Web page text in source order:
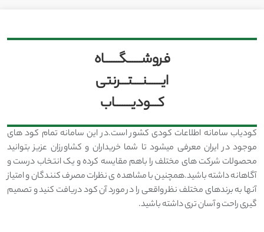
فروشــــــگــــــاه
ایــــــنــــتـــرنتی
کـــودیـــــــاب
کودیاب سامانه اطلاعات کودی کشور است.در این سامانه تمام کود های
موجود در ایران معرفی میشود تا شما خریداران و کشاورزان عزیز بتوانید
محصولات شرکت های مختلف را باهم مقایسه کرده و یک انتخاب درست و
آگاهانه داشته باشید.همچنین با مشاهده ی نظرات مصرف کنندگان و امتیاز
آنها به برندهای مختلف نظر واقعی را در مورد آن کود دریافت کنید و تصمیم
گیری راحت و آسان تری داشته باشید.